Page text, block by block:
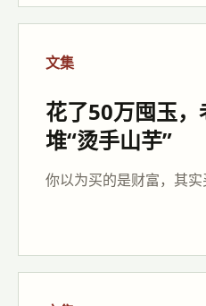
文集
花了50万囤玉
堆“烫手山芋”
你以为买的是财富，其实